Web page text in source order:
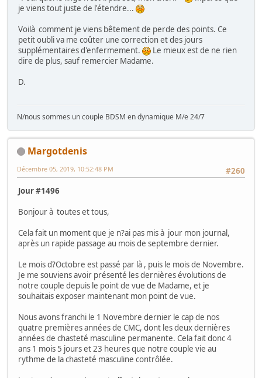
je viens tout juste de l'étendre...
Voilà comment je viens bêtement de perde des points. Ce
petit oubli va me coûter une correction et des jours
supplémentaires d'enfermement.
Le mieux est de ne rien
dire de plus, sauf remercier Madame.
D.
N/nous sommes un couple BDSM en dynamique M/e 24/7
Margotdenis
#260
Décembre 05, 2019, 10:52:48 PM
Jour #1496
Bonjour à toutes et tous,
Cela fait un moment que je n?ai pas mis à jour mon journal,
après un rapide passage au mois de septembre dernier.
Le mois d?Octobre est passé par là , puis le mois de Novembre.
Je me souviens avoir présenté les dernières évolutions de
notre couple depuis le point de vue de Madame, et je
souhaitais exposer maintenant mon point de vue.
Nous avons franchi le 1 Novembre dernier le cap de nos
quatre premières années de CMC, dont les deux dernières
années de chasteté masculine permanente. Cela fait donc 4
ans 1 mois 5 jours et 23 heures que notre couple vie au
rythme de la chasteté masculine contrôlée.